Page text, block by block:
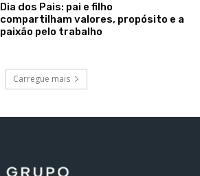
Dia dos Pais: pai e filho
compartilham valores, propósito e a
paixão pelo trabalho
Carregue mais